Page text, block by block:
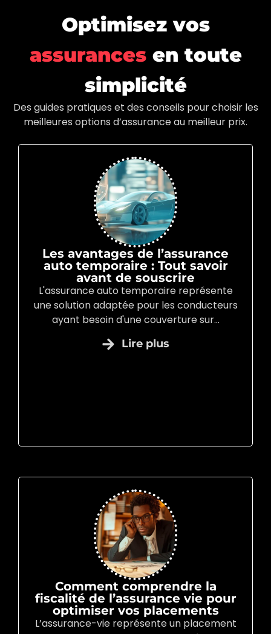
Les avantages de l’assurance
auto temporaire : Tout savoir
avant de souscrire
L'assurance auto temporaire représente
une solution adaptée pour les conducteurs
ayant besoin d'une couverture sur...
Lire plus
Comment comprendre la
fiscalité de l’assurance vie pour
optimiser vos placements
L’assurance-vie représente un placement
Optimisez vos
assurancesen toute
simplicité
Des guides pratiques et des conseils pour choisir les
meilleures options d’assurance au meilleur prix.